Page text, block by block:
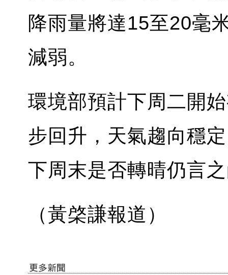
降雨量將達15至20毫
減弱。
環境部預計下周二開
步回升，天氣趨向穩
下周末是否轉晴仍言
（黃棨謙報道）